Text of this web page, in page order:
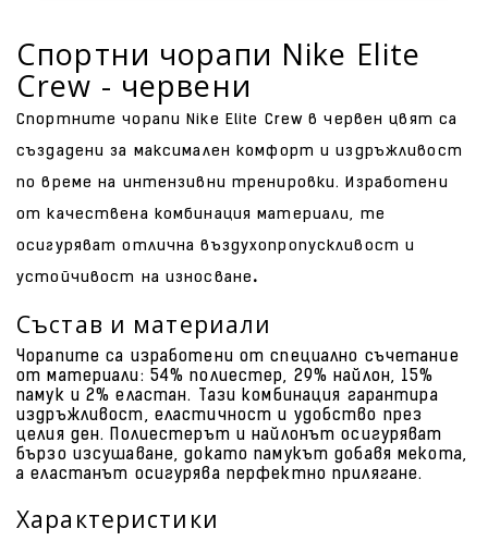
Спортни чорапи Nike Elite
Crew - червени
Спортните чорапи Nike Elite Crew в червен цвят са
създадени за максимален комфорт и издръжливост
по време на интензивни тренировки. Изработени
от качествена комбинация материали, те
осигуряват отлична въздухопропускливост и
устойчивост на износване .
Състав и материали
Чорапите са изработени от специално съчетание
от материали: 54% полиестер, 29% найлон, 15%
памук и 2% еластан. Тази комбинация гарантира
издръжливост, еластичност и удобство през
целия ден. Полиестерът и найлонът осигуряват
бързо изсушаване, докато памукът добавя мекота,
а еластанът осигурява перфектно прилягане.
Характеристики